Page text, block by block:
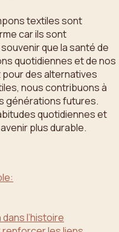
textiles sont
car ils sont
que la santé de
quotidiennes et de nos
des alternatives
nous contribuons à
générations futures.
quotidiennes et
plus durable.
l’histoire